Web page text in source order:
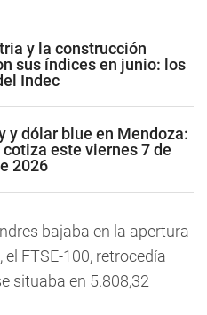
y la construcción
sus índices en junio: los
Indec
y dólar blue en Mendoza:
este viernes 7 de
2026
bajaba en la apertura
FTSE-100, retrocedía
situaba en 5.808,32